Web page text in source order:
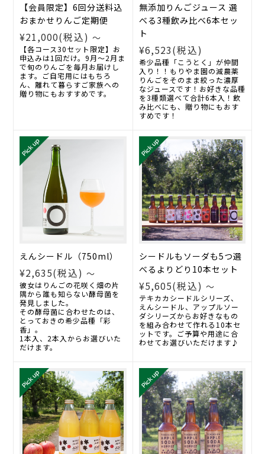
【会員限定】6回分送料込
おまかせりんご定期便
¥21,000(税込) ～
【各コース30セット限定】お
申込みは1回だけ。9月～2月ま
で旬のりんごを毎月お届けし
ます。ご自宅用にはもちろ
ん、離れて暮らすご家族への
贈り物にもおすすめです。
無添加りんごジュース 選
べる3種飲み比べ6本セッ
ト
¥6,523(税込)
希少品種「こうとく」が仲間
入り！！もりやま園の減農薬
りんごをそのまま絞った濃厚
なジュースです！お好きな品種
を3種類選べて合計6本入！飲
み比べにも、贈り物にもおす
すめです！
えんシードル（750ml）
¥2,635(税込) ～
彼女はりんごの花咲く畑の片
隅から誰も知らない酵母菌を
発見しました。
その酵母菌に合わせたのは、
とっておきの希少品種「彩
香」。
1本入、2本入からお選びいた
だけます。
シードルもソーダも5つ選
べるよりどり10本セット
¥5,605(税込) ～
テキカカシードルシリーズ、
えんシードル、アップルソー
ダシリーズからお好きなもの
を組み合わせて作れる10本セ
ットです。ご予算や用途に合
わせてお選びいただけます♪